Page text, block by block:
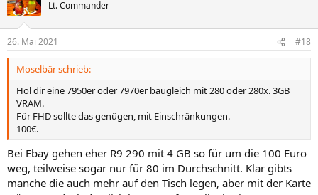
Lt. Commander
26. Mai 2021 #18
Moselbär schrieb:
Hol dir eine 7950er oder 7970er baugleich mit 280 oder 280x. 3GB
VRAM.
Für FHD sollte das genügen, mit Einschränkungen.
100€.
Bei Ebay gehen eher R9 290 mit 4 GB so für um die 100 Euro
weg, teilweise sogar nur für 80 im Durchschnitt. Klar gibts
manche die auch mehr auf den Tisch legen, aber mit der Karte